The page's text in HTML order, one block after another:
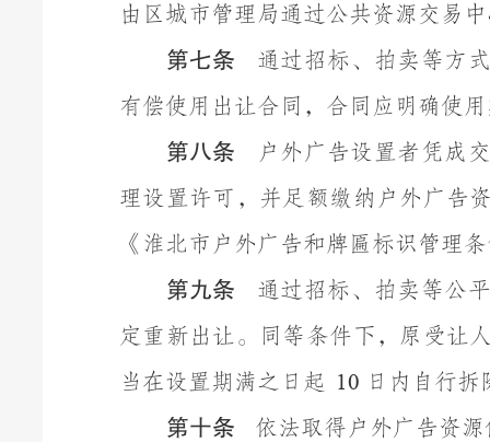
由区城市管理局通过公共资源交易
第七条
通过招标、拍卖等方
有偿使用出让合同，合同应明确使
第八条
户外广告设置者凭成
理设置许可，并足额缴纳户外广告
《淮北市户外广告和牌匾标识管理
第九条
通过招标、拍卖等公
定重新出让。同等条件下，原受让
当在设置期满之日起
10 日内自行
第十条
依法取得户外广告资